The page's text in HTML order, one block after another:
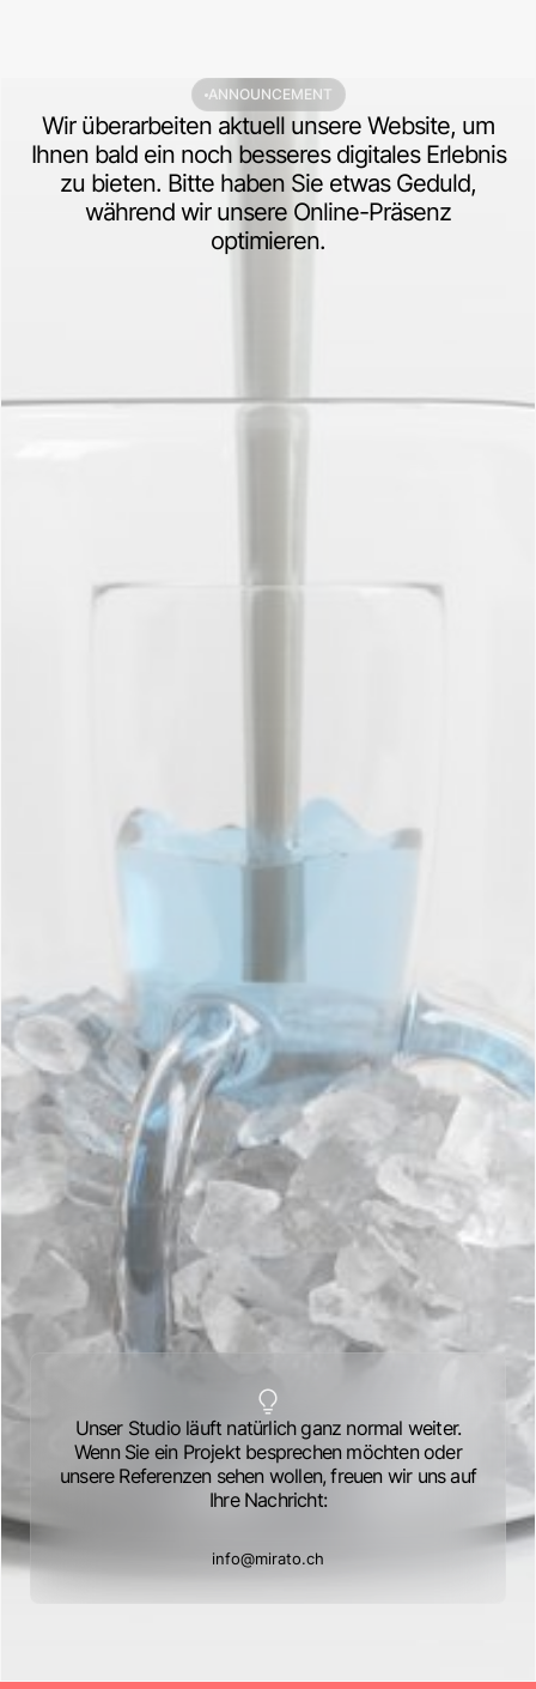
ANNOUNCEMENT
Wir überarbeiten aktuell unsere Website, um
Ihnen bald ein noch besseres digitales Erlebnis
zu bieten. Bitte haben Sie etwas Geduld,
während wir unsere Online-Präsenz
optimieren.
Unser Studio läuft natürlich ganz normal weiter.
Wenn Sie ein Projekt besprechen möchten oder
unsere Referenzen sehen wollen, freuen wir uns auf
Ihre Nachricht:
info@mirato.ch